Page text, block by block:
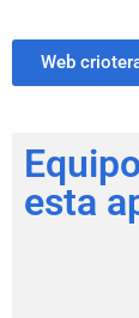
Web
esta